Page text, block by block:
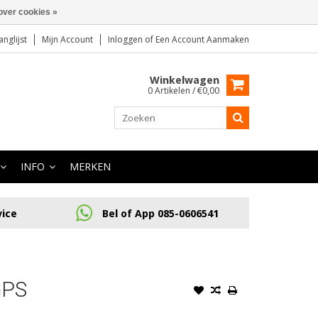
Mijn Account Inloggen of Een Account Aanmaken
Winkelwagen
0 Artikelen / €0,00
INFO MERKEN
Bel of App 085-0606541
cookies »